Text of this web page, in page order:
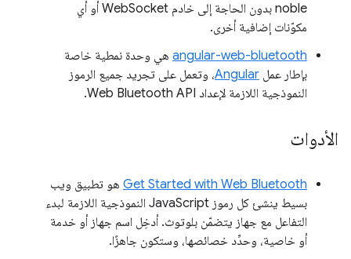
noble بدون الحاجة إلى خادم WebSocket أو أي
مكوّنات إضافية أخرى.
angular-web-bluetooth هي وحدة نمطية خاصة
بإطار عمل Angular، وتعمل على تجريد جميع الرموز
النموذجية اللازمة لإعداد Web Bluetooth API.
الأدوات
Get Started with Web Bluetooth هو تطبيق ويب
بسيط ينشئ كل رموز JavaScript النموذجية اللازمة لبدء
التفاعل مع جهاز يتضمّن بلوتوث. أدخِل اسم جهاز أو خدمة
أو خاصية، وحدِّد خصائصها، وستكون جاهزًا.